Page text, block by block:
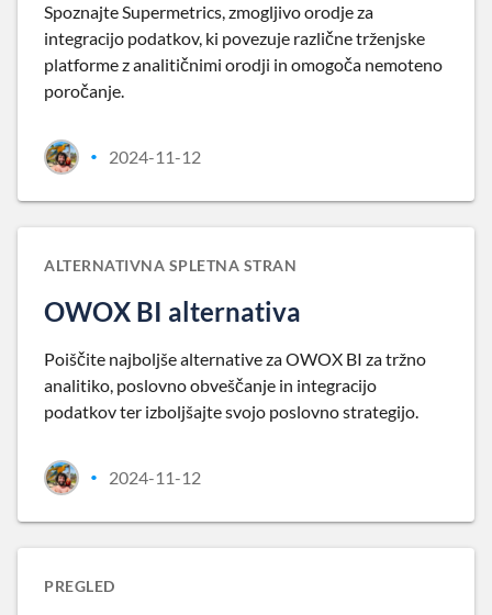
Spoznajte Supermetrics, zmogljivo orodje za
integracijo podatkov, ki povezuje različne trženjske
platforme z analitičnimi orodji in omogoča nemoteno
poročanje.
• 2024-11-12
ALTERNATIVNA SPLETNA STRAN
OWOX BI alternativa
Poiščite najboljše alternative za OWOX BI za tržno
analitiko, poslovno obveščanje in integracijo
podatkov ter izboljšajte svojo poslovno strategijo.
• 2024-11-12
PREGLED